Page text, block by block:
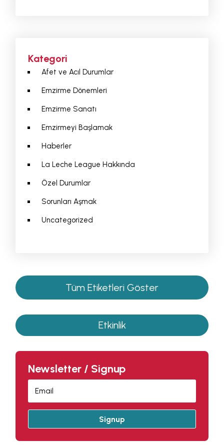
Kategori
Afet ve Acıl Durumlar
Emzirme Dönemleri
Emzirme Sanatı
Emzirmeyi Başlamak
Haberler
La Leche League Hakkında
Özel Durumlar
Sorunları Aşmak
Uncategorized
Tüm Etiketleri Göster
Etkinlik
Newsletter / Signup
Signup